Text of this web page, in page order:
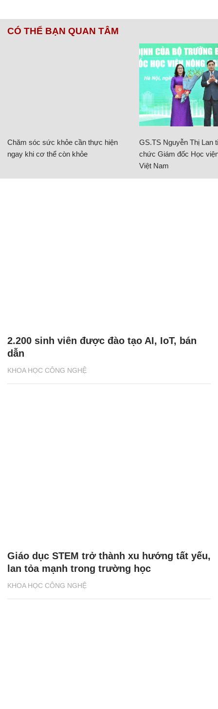
CÓ THỂ BẠN QUAN TÂM
Chăm sóc sức khỏe cần thực hiện
ngay khi cơ thể còn khỏe
GS.TS Nguyễn Thị Lan
chức Giám đốc Học
Việt Nam
KHOA HỌC CÔNG NGHỆ
2.200 sinh viên được đào tạo AI, IoT, bán
dẫn
KHOA HỌC CÔNG NGHỆ
Giáo dục STEM trở thành xu hướng tất yếu,
lan tỏa mạnh trong trường học